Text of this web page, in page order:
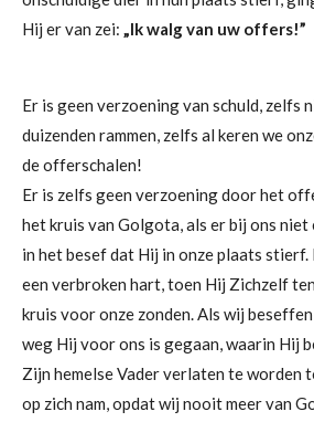
Hij er van zei: „Ik walg van uw offers!”
Er is geen verzoening van schuld, zelfs
duizenden rammen, zelfs al keren we
de offerschalen!
Er is zelfs geen verzoening door het
het kruis van Golgota, als er bij ons
in het besef dat Hij in onze plaats stierf.
een verbroken hart, toen Hij Zichzelf
kruis voor onze zonden. Als wij
weg Hij voor ons is gegaan, waarin Hij
Zijn hemelse Vader verlaten te worden
op zich nam, opdat wij nooit meer van